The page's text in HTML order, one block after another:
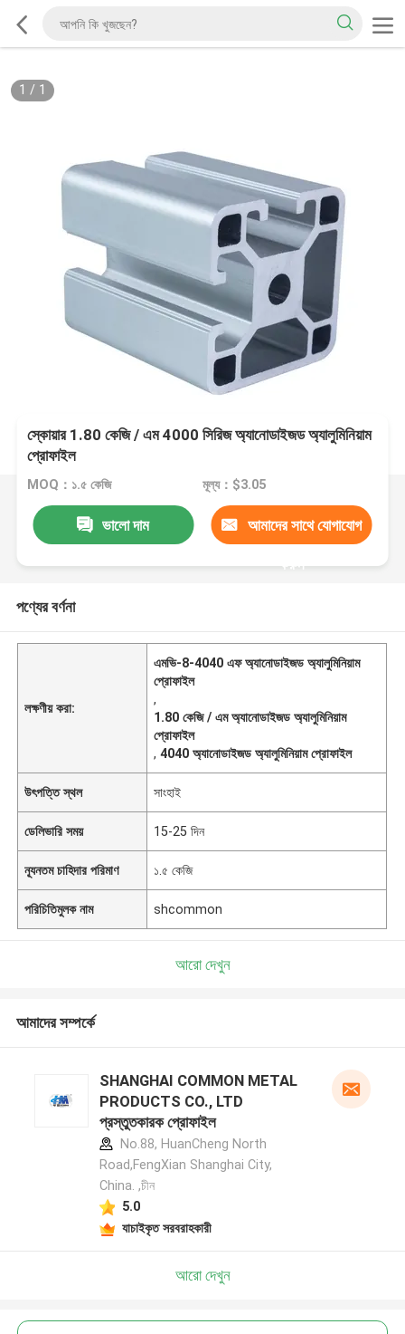
1 / 1
স্কোয়ার 1.80 কেজি / এম 4000 সিরিজ অ্যানোডাইজড অ্যালুমিনিয়াম
প্রোফাইল
MOQ：১.৫ কেজি মূল্য：$3.05
ভালো দাম আমাদের সাথে যোগাযোগ
করুন
পণ্যের বর্ণনা
লক্ষণীয় করা:
এমভি-8-4040 এফ অ্যানোডাইজড অ্যালুমিনিয়াম
প্রোফাইল
,
1.80 কেজি / এম অ্যানোডাইজড অ্যালুমিনিয়াম
প্রোফাইল
,4040 অ্যানোডাইজড অ্যালুমিনিয়াম প্রোফাইল
উৎপত্তি স্থল সাংহাই
ডেলিভারি সময় 15-25 দিন
ন্যূনতম চাহিদার পরিমাণ ১.৫ কেজি
পরিচিতিমুলক নাম shcommon
আরো দেখুন
আমাদের সম্পর্কে
SHANGHAI COMMON METAL
PRODUCTS CO., LTD
প্রস্তুতকারক প্রোফাইল
No.88, HuanCheng North
Road,FengXian Shanghai City,
China. ,চীন
5.0
যাচাইকৃত সরবরাহকারী
আরো দেখুন